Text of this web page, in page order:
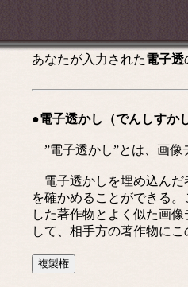
あなたが入力された電子透
●電子透かし（でんしすかし
”電子透かし”とは、画像
電子透かしを埋め込んだ
を確かめることができる
した著作物とよく似た画
して、相手方の著作物に